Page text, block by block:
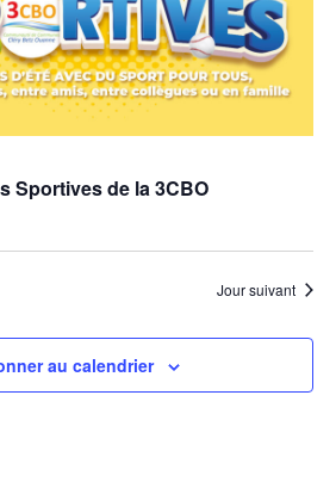
Sportives de la 3CBO
Jour suivant
au calendrier